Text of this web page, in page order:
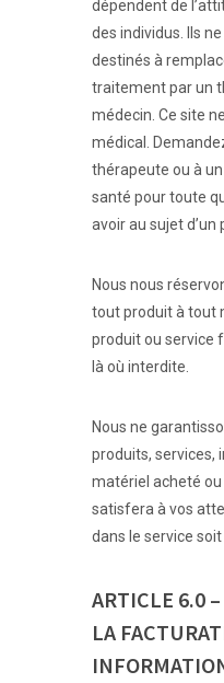
dépendent de
des individus. Ils
destinés à
traitement par un
médecin. Ce site
médical.
thérapeute ou à
santé pour toute
avoir au sujet d’un
Nous nous
tout produit à tout
produit ou service
là où interdite.
Nous ne
produits, services,
matériel acheté
satisfera à vos
dans le service soit
ARTICLE 6.0
LA